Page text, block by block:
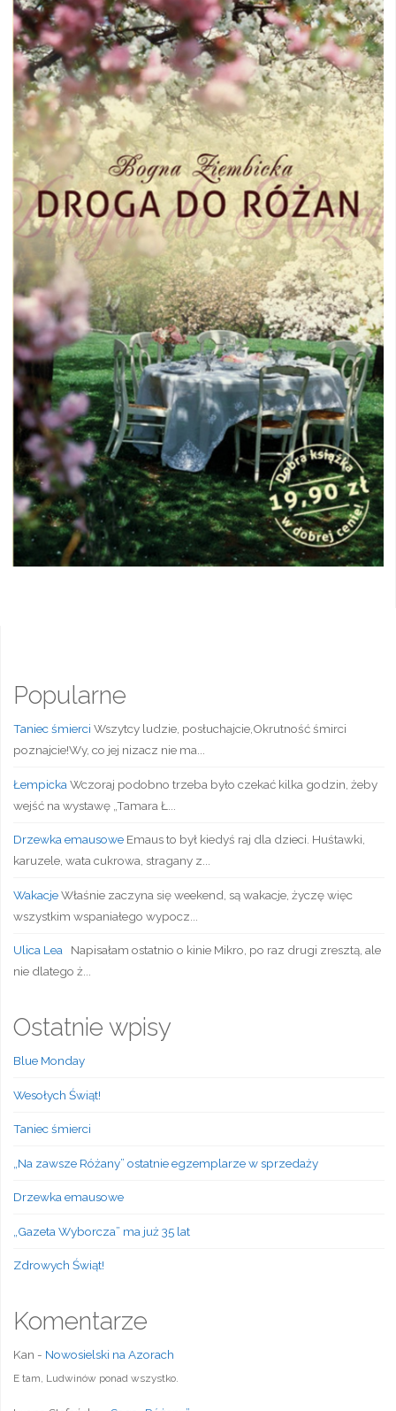
Popularne
Taniec śmierci Wszytcy ludzie, posłuchajcie,Okrutność śmirci
poznajcie!Wy, co jej nizacz nie ma...
Łempicka Wczoraj podobno trzeba było czekać kilka godzin, żeby
wejść na wystawę „Tamara Ł...
Drzewka emausowe Emaus to był kiedyś raj dla dzieci. Huśtawki,
karuzele, wata cukrowa, stragany z...
Wakacje Właśnie zaczyna się weekend, są wakacje, życzę więc
wszystkim wspaniałego wypocz...
Ulica Lea
Napisałam ostatnio o kinie Mikro, po raz drugi zresztą, ale
nie dlatego ż...
Ostatnie wpisy
Blue Monday
Wesołych Świąt!
Taniec śmierci
„Na zawsze Różany” ostatnie egzemplarze w sprzedaży
Drzewka emausowe
„Gazeta Wyborcza” ma już 35 lat
Zdrowych Świąt!
Komentarze
Kan - Nowosielski na Azorach
E tam, Ludwinów ponad wszystko.